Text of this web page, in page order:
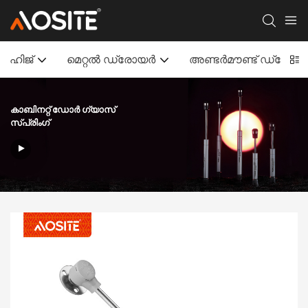
ഹിജ് മെറ്റൽ ഡ്രോയർ അണ്ടർമൗണ്ട്
കാബിനറ്റ് ഡോർ ഗ്യാസ്
സ്പ്രിംഗ്